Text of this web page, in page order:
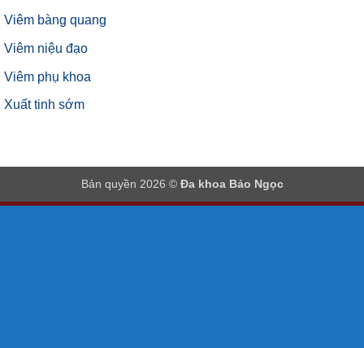
Viêm bàng quang
Viêm niệu đạo
Viêm phụ khoa
Xuất tinh sớm
Bản quyền 2026 © Đa khoa Bảo Ngọc